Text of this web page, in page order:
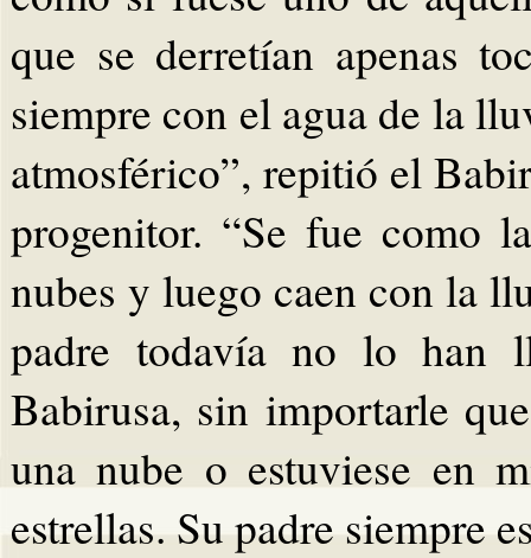
que se derretían apenas
siempre con el agua de la
atmosférico”, repitió el
progenitor. “Se fue como
nubes y luego caen con la
padre todavía no lo han
Babirusa, sin importarle
una nube o estuviese en
estrellas. Su padre siempre